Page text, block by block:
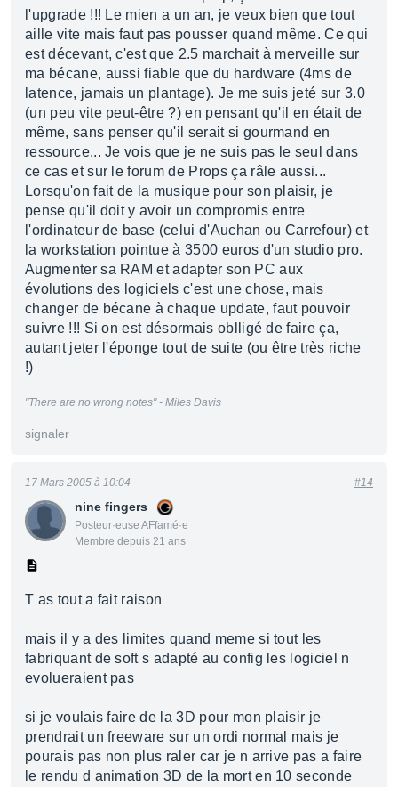
l'upgrade !!! Le mien a un an, je veux bien que tout
aille vite mais faut pas pousser quand même. Ce qui
est décevant, c'est que 2.5 marchait à merveille sur
ma bécane, aussi fiable que du hardware (4ms de
latence, jamais un plantage). Je me suis jeté sur 3.0
(un peu vite peut-être ?) en pensant qu'il en était de
même, sans penser qu'il serait si gourmand en
ressource... Je vois que je ne suis pas le seul dans
ce cas et sur le forum de Props ça râle aussi...
Lorsqu'on fait de la musique pour son plaisir, je
pense qu'il doit y avoir un compromis entre
l'ordinateur de base (celui d'Auchan ou Carrefour) et
la workstation pointue à 3500 euros d'un studio pro.
Augmenter sa RAM et adapter son PC aux
évolutions des logiciels c'est une chose, mais
changer de bécane à chaque update, faut pouvoir
suivre !!! Si on est désormais oblligé de faire ça,
autant jeter l'éponge tout de suite (ou être très riche
!)
"There are no wrong notes" - Miles Davis
signaler
nine fingers
Posteur·euse AFfamé·e
Membre depuis 21 ans
17 Mars 2005 à 10:04 #14
T as tout a fait raison
mais il y a des limites quand meme si tout les
fabriquant de soft s adapté au config les logiciel n
evolueraient pas
si je voulais faire de la 3D pour mon plaisir je
prendrait un freeware sur un ordi normal mais je
pourais pas non plus raler car je n arrive pas a faire
le rendu d animation 3D de la mort en 10 seconde